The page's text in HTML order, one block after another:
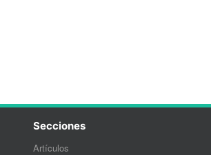
Secciones
Artículos